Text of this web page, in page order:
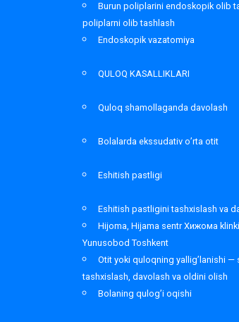
Burun poliplarini endoskopik olib
poliplarni olib tashlash
Endoskopik vazatomiya
QULOQ KASALLIKLARI
Quloq shamollaganda davolash
Bolalarda ekssudativ o’rta otit
Eshitish pastligi
Eshitish pastligini tashxislash va
Hijoma, Hijama sentr Хижома
Yunusobod Toshkent
Otit yoki quloqning yallig’lanishi —
tashxislash, davolash va oldini olish
Bolaning qulog’i oqishi